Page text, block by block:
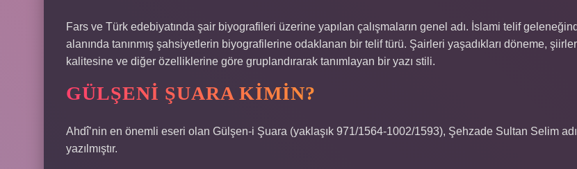
Fars ve Türk edebiyatında şair biyografileri üzerine yapılan çalışmaların genel adı. İslami telif
alanında tanınmış şahsiyetlerin biyografilerine odaklanan bir telif türü. Şairleri yaşadıkları döneme,
kalitesine ve diğer özelliklerine göre gruplandırarak tanımlayan bir yazı stili.
GÜLŞENI ŞUARA KIMIN?
Ahdî’nin en önemli eseri olan Gülşen-i Şuara (yaklaşık 971/1564-1002/1593), Şehzade Sultan Selim
yazılmıştır.